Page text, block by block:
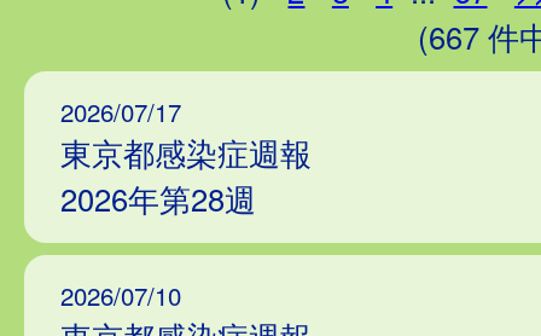
(667 件
2026/07/17
東京都感染症週報
2026年第28週
2026/07/10